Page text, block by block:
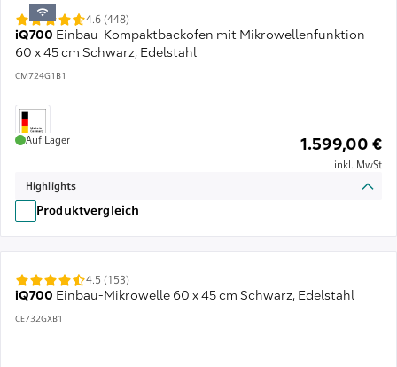
iQ700 Einbau-Kompaktbackofen mit Mikrowellenfunktion
60 x 45 cm Schwarz, Edelstahl
CM724G1B1
4.6 (448)
Auf Lager 1.599,00 €
inkl. MwSt
Highlights
Produktvergleich
iQ700 Einbau-Mikrowelle 60 x 45 cm Schwarz, Edelstahl
CE732GXB1
4.5 (153)